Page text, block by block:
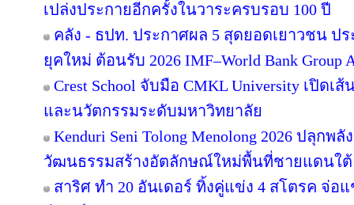
เปล่งประกายอีกครั้งในวาระครบรอบ 100 ปี
คลัง - ธปท. ประกาศผล 5 สุดยอดเยาวชน ป
ยุคใหม่ ต้อนรับ 2026 IMF–World Bank Group
Crest School จับมือ CMKL University เปิด
และนวัตกรรมระดับมหาวิทยาลัย
Kenduri Seni Tolong Menolong 2026 ปลุก
วัฒนธรรมสร้างอัตลักษณ์ใหม่พื้นที่ชายแดนใต้
สาริศ ทำ 20 อันเดอร์ ทิ้งคู่แข่ง 4 สโตรค จ่